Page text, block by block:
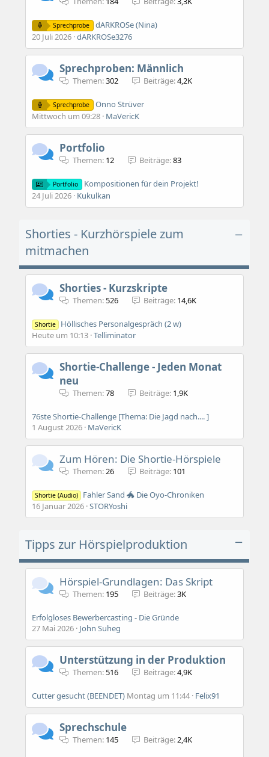
Sprechprobe
dARKROSe (Nina)
20 Juli 2026 dARKROSe3276
Sprechproben: Männlich
Themen 302 Beiträge 4,2K
Sprechprobe
Onno Strüver
Mittwoch um 09:28 MaVericK
Portfolio
Themen 12 Beiträge 83
Portfolio
Kompositionen für dein Projekt!
24 Juli 2026 Kukulkan
Shorties - Kurzhörspiele zum
mitmachen
Shorties - Kurzskripte
Themen 526 Beiträge 14,6K
Shortie
Höllisches Personalgespräch (2 w)
Heute um 10:13 Telliminator
Shortie-Challenge - Jeden Monat
neu
Themen 78 Beiträge 1,9K
76ste Shortie-Challenge [Thema: Die Jagd nach.... ]
1 August 2026 MaVericK
Zum Hören: Die Shortie-Hörspiele
Themen 26 Beiträge 101
Shortie (Audio)
Fahler Sand 🐲 Die Oyo-Chroniken
16 Januar 2026 STORYoshi
Tipps zur Hörspielproduktion
Hörspiel-Grundlagen: Das Skript
Themen 195 Beiträge 3K
Erfolgloses Bewerbercasting - Die Gründe
27 Mai 2026 John Suheg
Unterstützung in der Produktion
Themen 516 Beiträge 4,9K
Cutter gesucht (BEENDET) Montag um 11:44 Felix91
Sprechschule
Themen 145 Beiträge 2,4K